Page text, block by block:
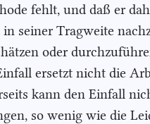
fehlt, und daß er
seiner Tragweite
oder
ersetzt nicht die
kann den Einfall
so wenig wie die